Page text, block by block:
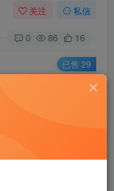
关注 私信
0 86 16
已售 29